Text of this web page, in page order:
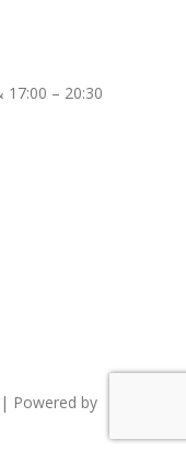
17:00 – 20:30
Powered by